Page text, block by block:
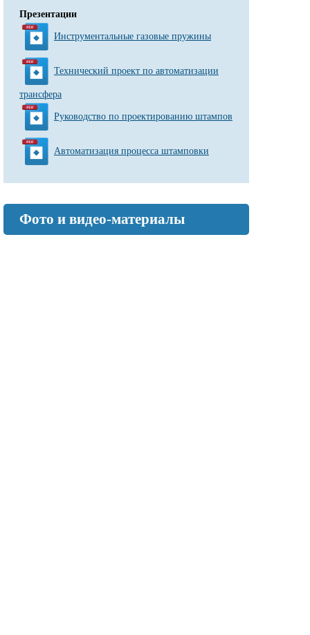
Презентации
Инструментальные газовые пружины
Технический проект по автоматизации
трансфера
Руководство по проектированию штампов
Автоматизация процесса штамповки
Фото и видео-материалы